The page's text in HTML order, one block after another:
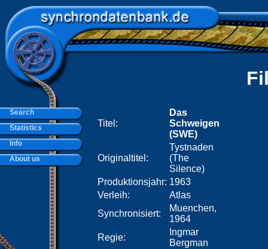
Titel:
Das
Schweigen
(SWE)
Originaltitel:
Tystnaden
(The
Silence)
Produktionsjahr: 1963
Verleih:
Atlas
Synchronisiert:
Muenchen,
1964
Regie:
Ingmar
Bergman
Search
Statistics
Info
About us